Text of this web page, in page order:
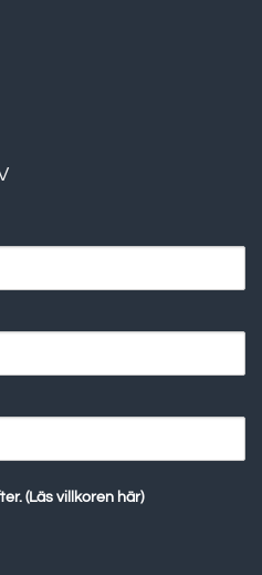
(Läs villkoren här)